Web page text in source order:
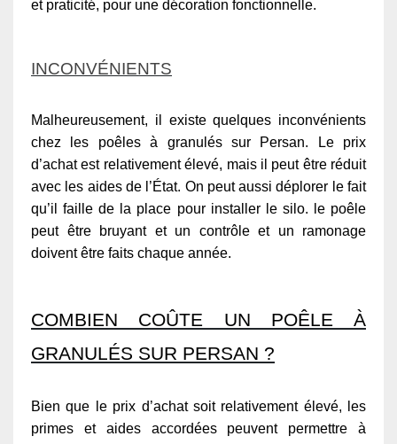
et praticité, pour une décoration fonctionnelle.
INCONVÉNIENTS
Malheureusement, il existe quelques inconvénients
chez les poêles à granulés sur Persan. Le prix
d’achat est relativement élevé, mais il peut être réduit
avec les aides de l’État. On peut aussi déplorer le fait
qu’il faille de la place pour installer le silo. le poêle
peut être bruyant et un contrôle et un ramonage
doivent être faits chaque année.
COMBIEN COÛTE UN POÊLE À
GRANULÉS SUR PERSAN ?
Bien que le prix d’achat soit relativement élevé, les
primes et aides accordées peuvent permettre à